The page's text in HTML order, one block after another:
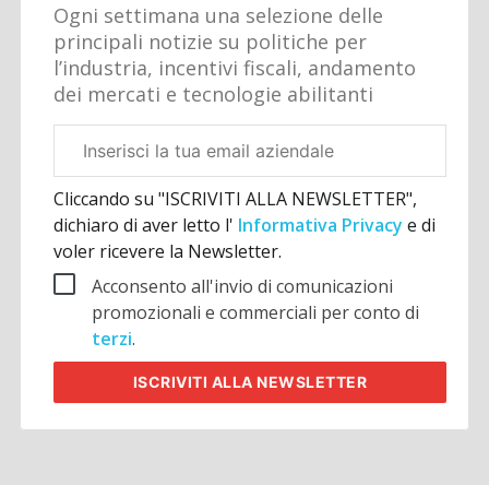
Ogni settimana una selezione delle
principali notizie su politiche per
l’industria, incentivi fiscali, andamento
dei mercati e tecnologie abilitanti
aziendale
Cliccando su "ISCRIVITI ALLA NEWSLETTER",
dichiaro di aver letto l' Informativa Privacye di
voler ricevere la Newsletter.
Acconsento all'invio di comunicazioni
promozionali e commerciali per conto di
terzi.
ISCRIVITI ALLA NEWSLETTER